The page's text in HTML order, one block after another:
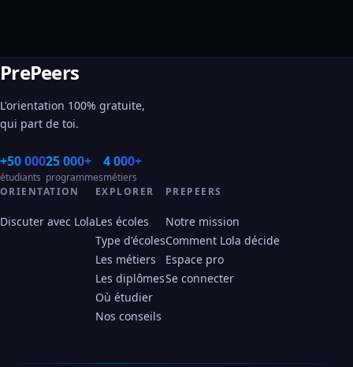
PrePeers
L'orientation 100% gratuite,
qui part de toi.
+50 000
étudiants
25 000+
programmes
4 000+
métiers
ORIENTATION
Discuter avec Lola
EXPLORER
Les écoles
Type d'écoles
Les métiers
Les diplômes
Où étudier
Nos conseils
PREPEERS
Notre mission
Comment Lola décide
Espace pro
Se connecter